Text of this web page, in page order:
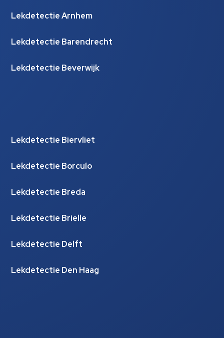
Lekdetectie Arnhem
Lekdetectie Barendrecht
Lekdetectie Beverwijk
Lekdetectie Biervliet
Lekdetectie Borculo
Lekdetectie Breda
Lekdetectie Brielle
Lekdetectie Delft
Lekdetectie Den Haag